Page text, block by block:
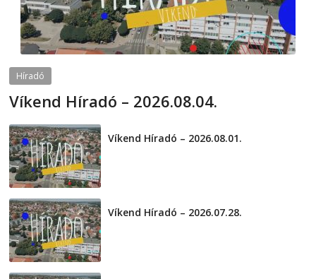
Híradó
Víkend Híradó – 2026.08.04.
Víkend Híradó – 2026.08.01.
Víkend Híradó – 2026.07.28.